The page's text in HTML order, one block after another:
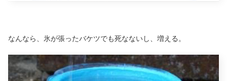
なんなら、氷が張ったバケツでも死なないし、増える。